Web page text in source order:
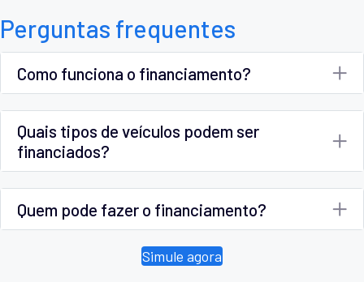
Perguntas frequentes
Como funciona o financiamento?
Quais tipos de veículos podem ser
financiados?
Quem pode fazer o financiamento?
Simule agora